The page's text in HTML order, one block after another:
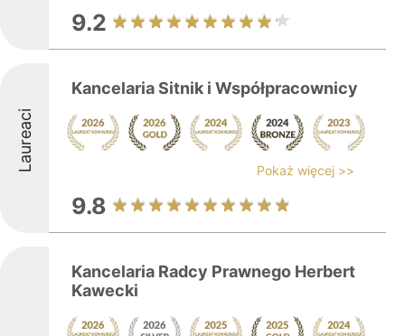
9.2
Laureaci
Kancelaria Sitnik i Współpracownicy
Pokaż więcej >>
9.8
Kancelaria Radcy Prawnego Herbert
Kawecki